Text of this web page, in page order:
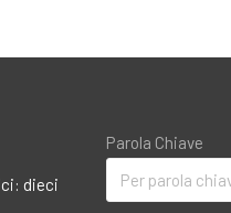
dieci
Parola Chiave